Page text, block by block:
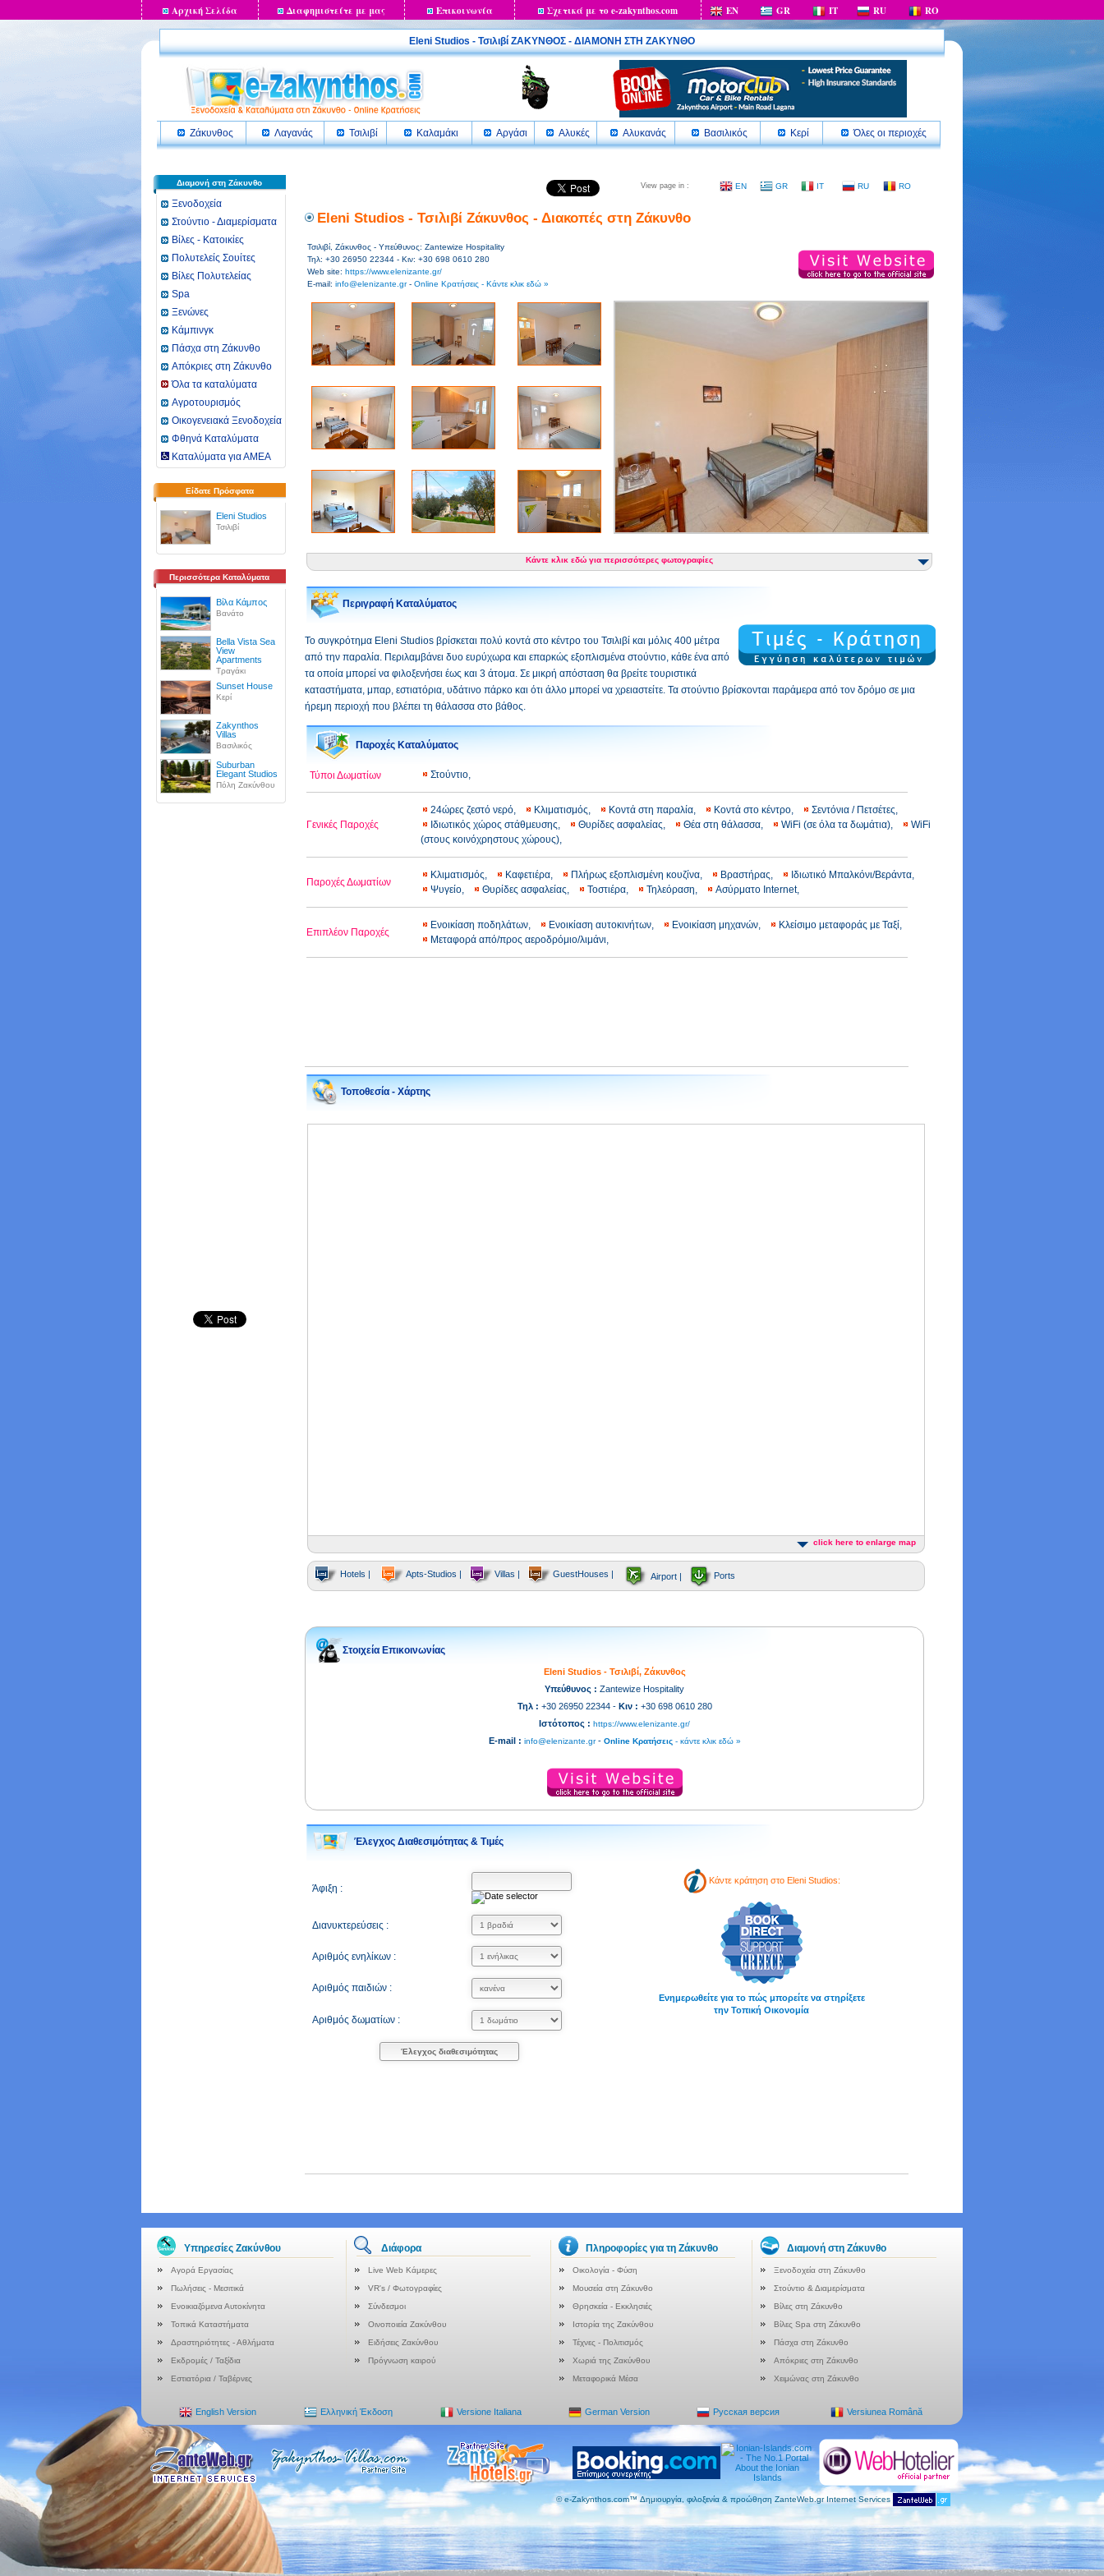
Αρχική Σελίδα Διαφημιστείτε με μας Επικοινωνία Σχετικά με το e-zakynthos.com EN GR IT RU RO
Eleni Studios - Τσιλιβί ΖΑΚΥΝΘΟΣ - ΔΙΑΜΟΝΗ ΣΤΗ ΖΑΚΥΝΘΟ
Ζάκυνθος Λαγανάς Τσιλιβί Καλαμάκι Αργάσι Αλυκές Αλυκανάς Βασιλικός Κερί Όλες οι περιοχές
Διαμονή στη Ζάκυνθο
Ξενοδοχεία
Στούντιο - Διαμερίσματα
Βίλες - Κατοικίες
Πολυτελείς Σουίτες
Βίλες Πολυτελείας
Spa
Ξενώνες
Κάμπινγκ
Πάσχα στη Ζάκυνθο
Απόκριες στη Ζάκυνθο
Όλα τα καταλύματα
Αγροτουρισμός
Οικογενειακά Ξενοδοχεία
Φθηνά Καταλύματα
Καταλύματα για ΑΜΕΑ
Είδατε Πρόσφατα
Eleni Studios
Τσιλιβί
Περισσότερα Καταλύματα
Βίλα Κάμπος
Βανάτο
Bella Vista Sea
View
Apartments
Τραγάκι
Sunset House
Κερί
Zakynthos
Villas
Βασιλικός
Suburban
Elegant Studios
Πόλη Ζακύνθου
View page in : EN GR IT RU RO
Eleni Studios - Τσιλιβί Ζάκυνθος - Διακοπές στη Ζάκυνθο
Τσιλιβί, Ζάκυνθος - Υπεύθυνος: Zantewize Hospitality
Τηλ: +30 26950 22344 - Κιν: +30 698 0610 280
Web site: https://www.elenizante.gr/
E-mail: info@elenizante.gr- Online Κρατήσεις - Κάντε κλικ εδώ »
Κάντε κλικ εδώ για περισσότερες φωτογραφίες
Περιγραφή Καταλύματος
Το συγκρότημα Eleni Studios βρίσκεται πολύ κοντά στο κέντρο του Τσιλιβί και μόλις 400 μέτρα
από την παραλία. Περιλαμβάνει δυο ευρύχωρα και επαρκώς εξοπλισμένα στούντιο, κάθε ένα από
τα οποία μπορεί να φιλοξενήσει έως και 3 άτομα. Σε μικρή απόσταση θα βρείτε τουριστικά
καταστήματα, μπαρ, εστιατόρια, υδάτινο πάρκο και ότι άλλο μπορεί να χρειαστείτε. Τα στούντιο βρίσκονται παράμερα από τον δρόμο σε μια
ήρεμη περιοχή που βλέπει τη θάλασσα στο βάθος.
Παροχές Καταλύματος
Τύποι Δωματίων Στούντιο,
Γενικές Παροχές
24ώρες ζεστό νερό, Κλιματισμός, Κοντά στη παραλία, Κοντά στο κέντρο,
Σεντόνια / Πετσέτες,
Ιδιωτικός χώρος στάθμευσης,
Θυρίδες ασφαλείας, Θέα στη θάλασσα, WiFi (σε όλα τα δωμάτια),
WiFi
(στους κοινόχρηστους χώρους),
Παροχές Δωματίων
Κλιματισμός, Καφετιέρα, Πλήρως εξοπλισμένη κουζίνα, Βραστήρας,
Ιδιωτικό Μπαλκόνι/Βεράντα,
Ψυγείο,
Θυρίδες ασφαλείας, Τοστιέρα, Τηλεόραση, Ασύρματο Internet,
Επιπλέον Παροχές
Ενοικίαση ποδηλάτων, Ενοικίαση αυτοκινήτων, Ενοικίαση μηχανών,
Κλείσιμο μεταφοράς με Ταξί,
Μεταφορά από/προς αεροδρόμιο/λιμάνι,
Τοποθεσία - Χάρτης
click here to enlarge map
Hotels | Apts-Studios | Villas | GuestHouses | Airport | Ports
Στοιχεία Επικοινωνίας
Eleni Studios - Τσιλιβί, Ζάκυνθος
Υπεύθυνος : Zantewize Hospitality
Τηλ : +30 26950 22344 - Κιν : +30 698 0610 280
Ιστότοπος : https://www.elenizante.gr/
E-mail : info@elenizante.gr- Online Κρατήσεις- κάντε κλικ εδώ »
Έλεγχος Διαθεσιμότητας & Τιμές
Άφιξη :
Διανυκτερεύσεις :
Αριθμός ενηλίκων :
Αριθμός παιδιών :
Αριθμός δωματίων :
Έλεγχος διαθεσιμότητας
Κάντε κράτηση στο Eleni Studios:
Ενημερωθείτε για το πώς μπορείτε να στηρίξετε
την Τοπική Οικονομία
Υπηρεσίες Ζακύνθου Διάφορα Πληροφορίες για τη Ζάκυνθο Διαμονή στη Ζάκυνθο
Αγορά Εργασίας Live Web Κάμερες Οικολογία - Φύση
Ξενοδοχεία στη Ζάκυνθο
Πωλήσεις - Μεσιτικά
VR's / Φωτογραφίες Μουσεία στη Ζάκυνθο
Στούντιο & Διαμερίσματα
Ενοικιαζόμενα Αυτοκίνητα
Σύνδεσμοι Θρησκεία - Εκκλησιές
Βίλες στη Ζάκυνθο
Τοπικά Καταστήματα
Οινοποιεία Ζακύνθου Ιστορία της Ζακύνθου
Βίλες Spa στη Ζάκυνθο
Δραστηριότητες - Αθλήματα
Ειδήσεις Ζακύνθου Τέχνες - Πολιτισμός
Πάσχα στη Ζάκυνθο
Εκδρομές / Ταξίδια
Πρόγνωση καιρού Χωριά της Ζακύνθου
Απόκριες στη Ζάκυνθο
Εστιατόρια / Ταβέρνες
Μεταφορικά Μέσα Χειμώνας στη Ζάκυνθο
English Version Ελληνική Έκδοση Versione Italiana German Version Русская версия Versiunea Română
© e-Zakynthos.com™ Δημιουργία, φιλοξενία & προώθηση ZanteWeb.gr Internet Services